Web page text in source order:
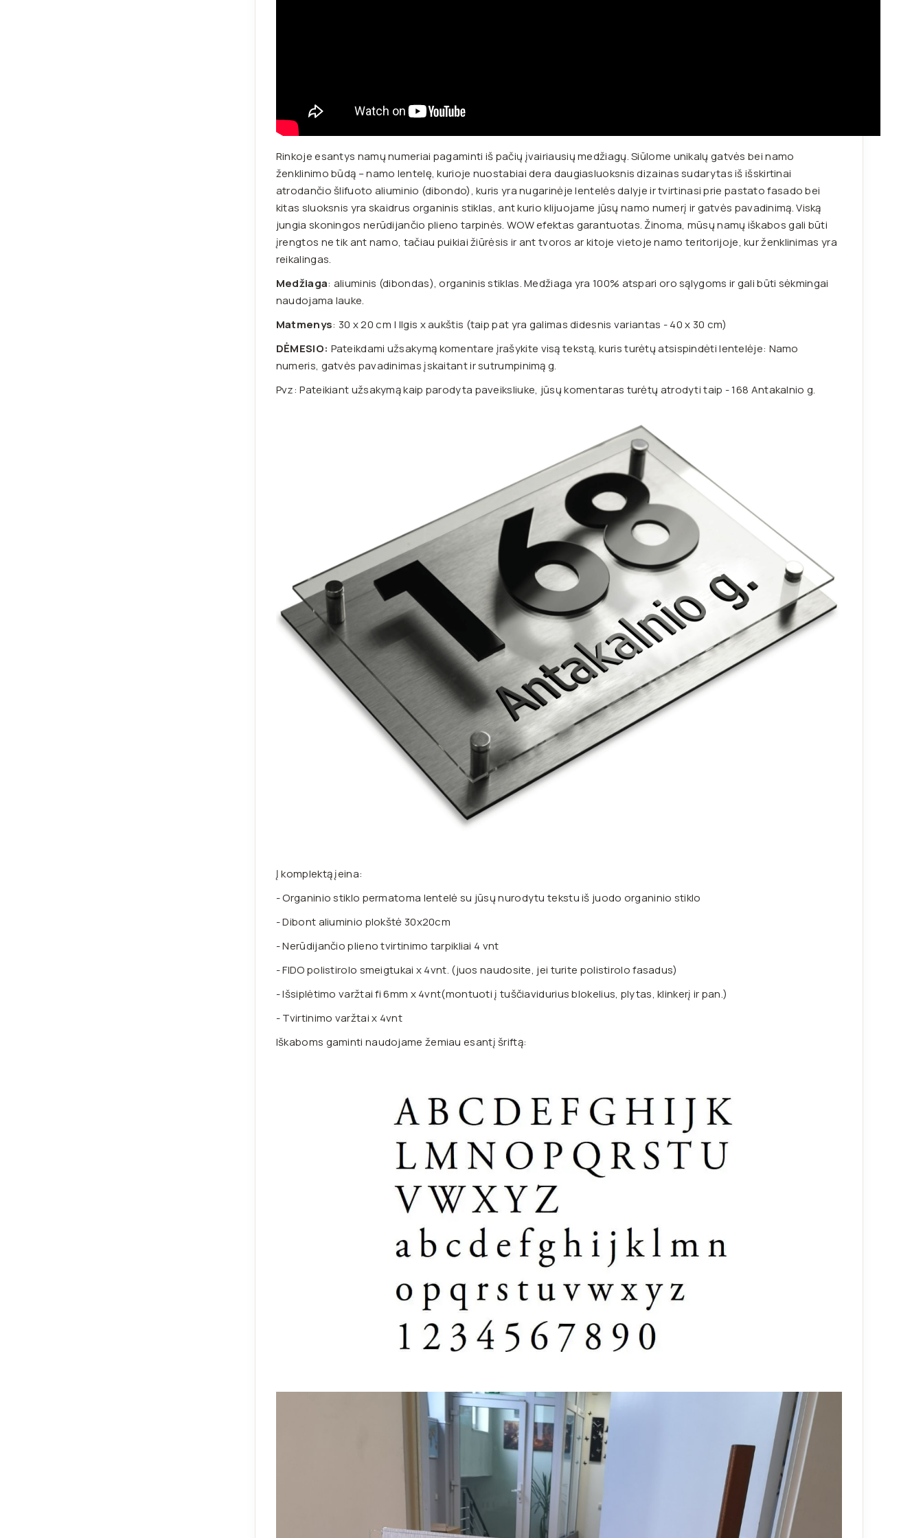
Rinkoje esantys namų numeriai pagaminti iš pačių įvairiausių medžiagų. Siūlome unikalų gatvės bei namo
ženklinimo būdą – namo lentelę, kurioje nuostabiai dera daugiasluoksnis dizainas sudarytas iš išskirtinai
atrodančio šlifuoto aliuminio (dibondo), kuris yra nugarinėje lentelės dalyje ir tvirtinasi prie pastato fasado bei
kitas sluoksnis yra skaidrus organinis stiklas, ant kurio klijuojame jūsų namo numerį ir gatvės pavadinimą. Viską
jungia skoningos nerūdijančio plieno tarpinės. WOW efektas garantuotas. Žinoma, mūsų namų iškabos gali būti
įrengtos ne tik ant namo, tačiau puikiai žiūrėsis ir ant tvoros ar kitoje vietoje namo teritorijoje, kur ženklinimas yra
reikalingas.
Medžiaga: aliuminis (dibondas), organinis stiklas. Medžiaga yra 100% atspari oro sąlygoms ir gali būti sėkmingai
naudojama lauke.
Matmenys: 30 x 20 cm | Ilgis x aukštis (taip pat yra galimas didesnis variantas - 40 x 30 cm)
DĖMESIO: Pateikdami užsakymą komentare įrašykite visą tekstą, kuris turėtų atsispindėti lentelėje: Namo
numeris, gatvės pavadinimas įskaitant ir sutrumpinimą g.
Pvz: Pateikiant užsakymą kaip parodyta paveiksliuke, jūsų komentaras turėtų atrodyti taip - 168 Antakalnio g.
Į komplektą įeina:
- Organinio stiklo permatoma lentelė su jūsų nurodytu tekstu iš juodo organinio stiklo
- Dibont aliuminio plokštė 30x20cm
- Nerūdijančio plieno tvirtinimo tarpikliai 4 vnt
- FIDO polistirolo smeigtukai x 4vnt. (juos naudosite, jei turite polistirolo fasadus)
- Išsiplėtimo varžtai fi 6mm x 4vnt(montuoti į tuščiavidurius blokelius, plytas, klinkerį ir pan.)
- Tvirtinimo varžtai x 4vnt
Iškaboms gaminti naudojame žemiau esantį šriftą: